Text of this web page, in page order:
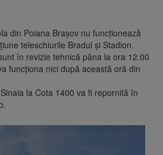
din Poiana Brașov nu funcționează
teleschiurile Bradul și Stadion.
în revizie tehnică pâna la ora 12.00
funcționa nici după această oră din
la Cota 1400 va fi repornită în